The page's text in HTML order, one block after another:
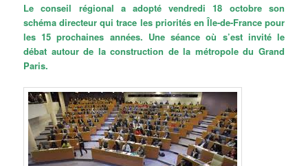
Le conseil régional a adopté vendredi 18 octobre son
schéma directeur qui trace les priorités en Île-de-France pour
les 15 prochaines années. Une séance où s’est invité le
débat autour de la construction de la métropole du Grand
Paris.